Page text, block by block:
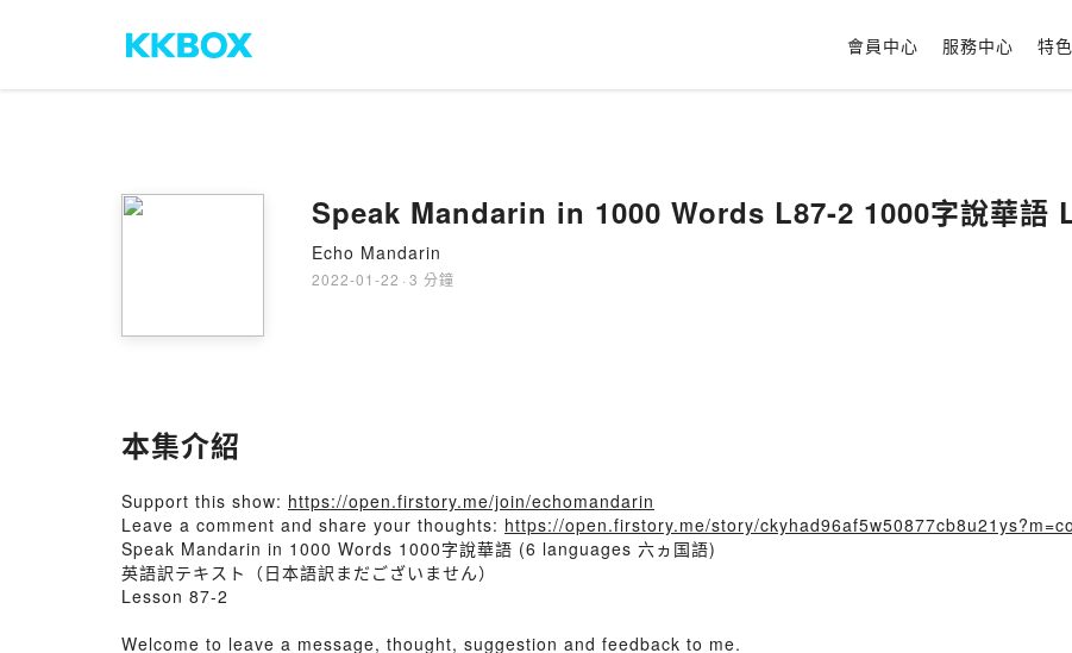
會員中心 服務中心 特
Speak Mandarin in 1000 Words L87-2 1000字說華語
Echo Mandarin
2022-01-22 · 3 分鐘
本集介紹
Support this show: https://open.firstory.me/join/echomandarin
Leave a comment and share your thoughts: https://open.firstory.me/story/
Speak Mandarin in 1000 Words 1000字說華語 (6 languages 六ヵ国語)
英語訳テキスト（日本語訳まだございません）
Lesson 87-2
Welcome to leave a message, thought, suggestion and feedback to me.